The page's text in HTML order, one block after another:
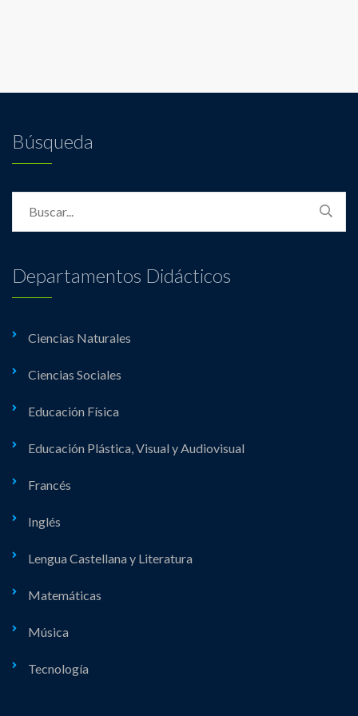
Búsqueda
Departamentos Didácticos
Ciencias Naturales
Ciencias Sociales
Educación Física
Educación Plástica, Visual y Audiovisual
Francés
Inglés
Lengua Castellana y Literatura
Matemáticas
Música
Tecnología